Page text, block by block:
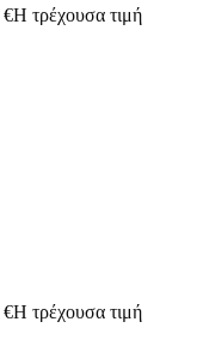
€Η τρέχουσα τιμή
€Η τρέχουσα τιμή